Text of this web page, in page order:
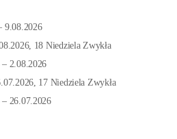
9.08.2026
18 Niedziela Zwykła
– 2.08.2026
17 Niedziela Zwykła
26.07.2026